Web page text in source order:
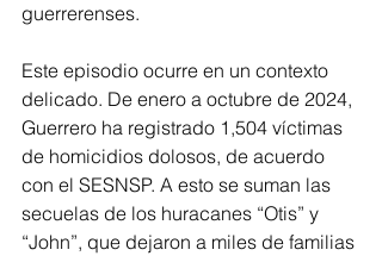
guerrerenses.
Este episodio ocurre en un contexto
delicado. De enero a octubre de 2024,
Guerrero ha registrado 1,504 víctimas
de homicidios dolosos, de acuerdo
con el SESNSP. A esto se suman las
secuelas de los huracanes “Otis” y
“John”, que dejaron a miles de familias